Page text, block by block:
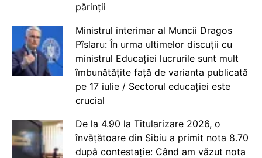
părinții
Ministrul interimar al Muncii Dragos
Pîslaru: În urma ultimelor discuții cu
ministrul Educației lucrurile sunt mult
îmbunătățite față de varianta publicată
pe 17 iulie / Sectorul educației este
crucial
De la 4.90 la Titularizare 2026, o
învățătoare din Sibiu a primit nota 8.70
după contestație: Când am văzut nota